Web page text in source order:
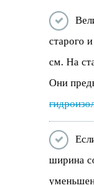
старого
см. На
Они
ширина